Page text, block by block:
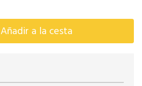
Añadir a la cesta